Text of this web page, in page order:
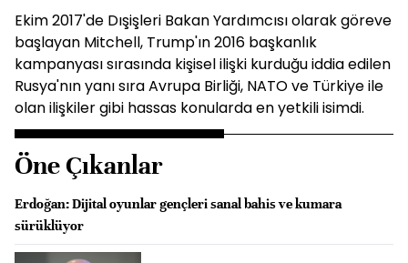
Ekim 2017'de Dışişleri Bakan Yardımcısı olarak göreve
başlayan Mitchell, Trump'ın 2016 başkanlık
kampanyası sırasında kişisel ilişki kurduğu iddia edilen
Rusya'nın yanı sıra Avrupa Birliği, NATO ve Türkiye ile
olan ilişkiler gibi hassas konularda en yetkili isimdi.
Öne Çıkanlar
Erdoğan: Dijital oyunlar gençleri sanal bahis ve kumara
sürüklüyor